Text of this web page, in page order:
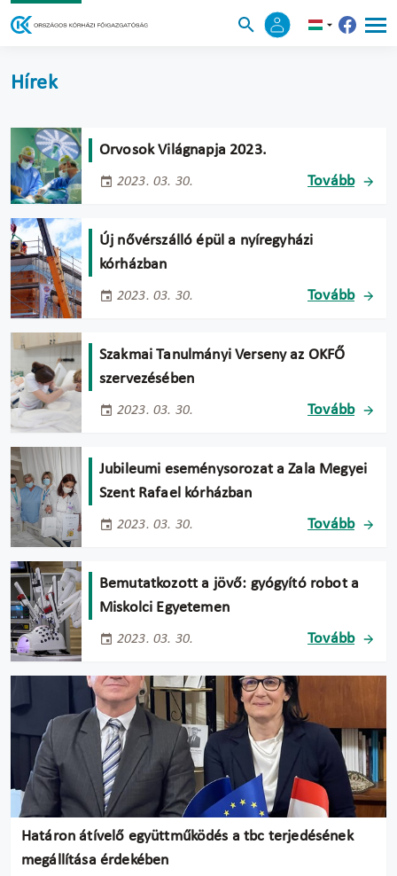
Hírek
Orvosok Világnapja 2023.
2023. 03. 30. Tovább
Új nővérszálló épül a nyíregyházi
kórházban
2023. 03. 30. Tovább
Szakmai Tanulmányi Verseny az OKFŐ
szervezésében
2023. 03. 30. Tovább
Jubileumi eseménysorozat a Zala Megyei
Szent Rafael kórházban
2023. 03. 30. Tovább
Bemutatkozott a jövő: gyógyító robot a
Miskolci Egyetemen
2023. 03. 30. Tovább
Határon átívelő együttműködés a tbc terjedésének
megállítása érdekében